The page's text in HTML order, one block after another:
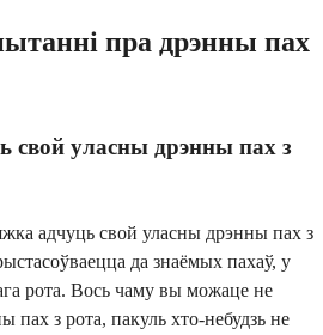
пра дрэнны пах
свой уласны дрэнны пах з
адчуць свой уласны дрэнны пах з
да знаёмых пахаў, у
рота. Вось чаму вы можаце не
пах з рота, пакуль хто-небудзь не